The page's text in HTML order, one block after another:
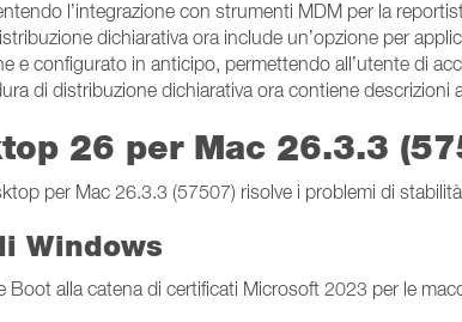
l’integrazione con strumenti MDM per la
dichiarativa ora include un’opzione per
e configurato in anticipo, permettendo all’utente di
di distribuzione dichiarativa ora contiene
26 per Mac 26.3.3
per Mac 26.3.3 (57507) risolve i problemi di
Windows
Boot alla catena di certificati Microsoft 2023 per le